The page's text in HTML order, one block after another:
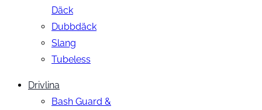
Däck
Dubbdäck
Slang
Tubeless
Drivlina
Bash Guard &